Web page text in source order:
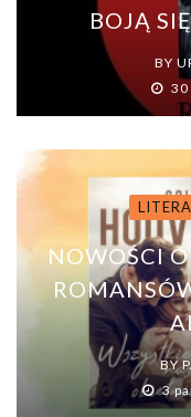
BOJĄ
BY
NOWOŚCI
BY
3